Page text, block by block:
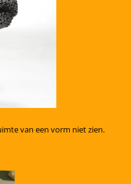
van een vorm niet zien.